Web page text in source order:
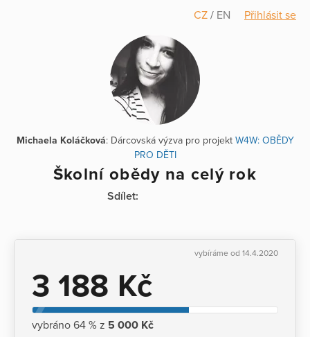
CZ / EN Přihlásit se
Michaela Koláčková: Dárcovská výzva pro projekt W4W: OBĚDY
PRO DĚTI
Školní obědy na celý rok
Sdílet:
vybíráme od 14.4.2020
3 188 Kč
vybráno 64 % z 5 000 Kč